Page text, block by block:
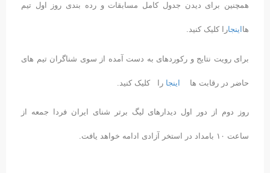
همچنین برای دیدن جدول کامل مسابقات و رده بندی روز اول تیم
هااینجارا کلیک کنید.
برای رویت نتایج و رکوردهای به دست آمده از سوی شناگران تیم های
حاضر در رقابت ها اینجارا کلیک کنید.
روز دوم از دور اول دیدارهای لیگ برتر شنای ایران فردا جمعه از
ساعت ۱۰ بامداد در استخر آزادی ادامه خواهد یافت.